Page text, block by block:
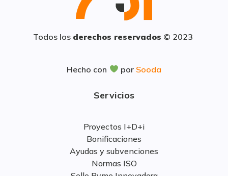
Todos los derechos reservados © 2023
Hecho con por Sooda
Servicios
Proyectos I+D+i
Bonificaciones
Ayudas y subvenciones
Normas ISO